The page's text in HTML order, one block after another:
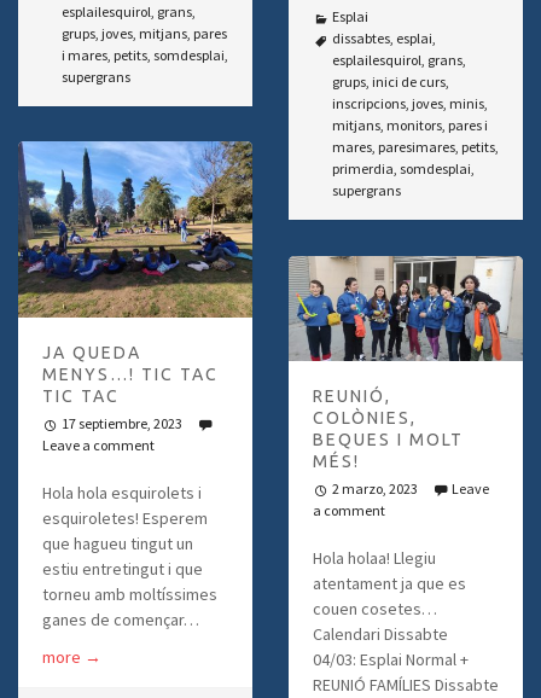
esplailesquirol grans
grups joves mitjans pares
i mares petits somdesplai
supergrans
Esplai
dissabtes, esplai,
esplailesquirol, grans,
grups, inici de curs,
inscripcions, joves, minis,
mitjans, monitors, pares i
mares, paresimares, petits,
primerdia, somdesplai,
supergrans
JA QUEDA
MENYS…! TIC TAC
TIC TAC
17 septiembre, 2023
Leave a comment
Hola hola esquirolets i
esquiroletes! Esperem
que hagueu tingut un
estiu entretingut i que
torneu amb moltíssimes
ganes de començar…
more →
REUNIÓ,
COLÒNIES,
BEQUES I MOLT
MÉS!
2 marzo, 2023
Leave
a comment
Hola holaa! Llegiu
atentament ja que es
couen cosetes…
Calendari Dissabte
04/03: Esplai Normal +
REUNIÓ FAMÍLIES Dissabte